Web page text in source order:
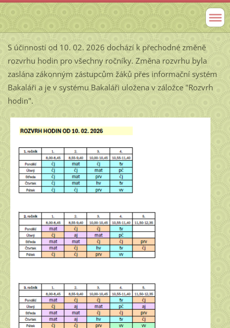
S účinností od 10. 02. 2026 dochází k přechodné změně
rozvrhu hodin pro všechny ročníky. Změna rozvrhu byla
zaslána zákonným zástupcům žáků přes informační systém
Bakaláři a je v systému Bakaláři uložena v záložce "Rozvrh
hodin".